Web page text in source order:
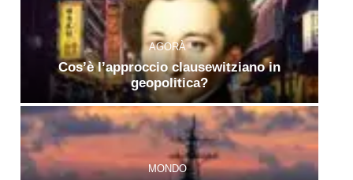
AGORÀ
Cos’è l’approccio clausewitziano in
geopolitica?
MONDO